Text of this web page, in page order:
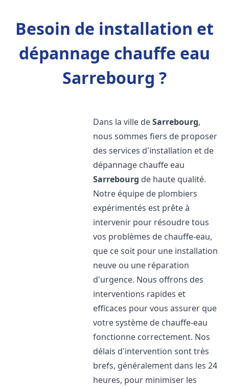
Besoin de installation et
dépannage chauffe eau
Sarrebourg ?
Dans la ville deSarrebourg,
nous sommes fiers de proposer
des services d'installation et de
dépannage chauffe eau
Sarrebourg de haute qualité.
Notre équipe de plombiers
expérimentés est prête à
intervenir pour résoudre tous
vos problèmes de chauffe-eau,
que ce soit pour une installation
neuve ou une réparation
d'urgence. Nous offrons des
interventions rapides et
efficaces pour vous assurer que
votre système de chauffe-eau
fonctionne correctement. Nos
délais d'intervention sont très
brefs, généralement dans les 24
heures, pour minimiser les